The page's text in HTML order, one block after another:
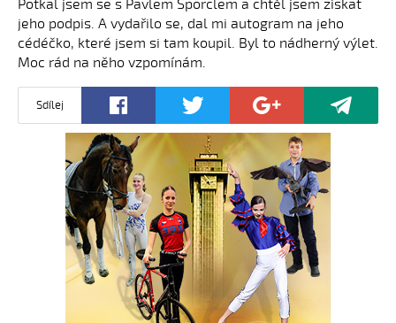
Potkal jsem se s Pavlem Šporclem a chtěl jsem získat
jeho podpis. A vydařilo se, dal mi autogram na jeho
cédéčko, které jsem si tam koupil. Byl to nádherný výlet.
Moc rád na něho vzpomínám.
Sdílej